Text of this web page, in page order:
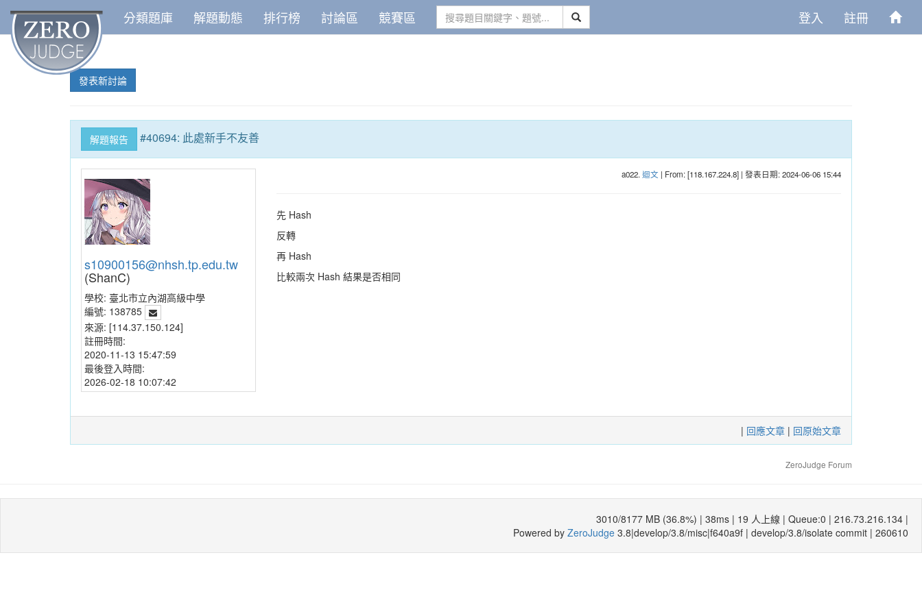
分類題庫 解題動態 排行榜 討論區 競賽區 登入 註冊
發表新討論
解題報告 #40694: 此處新手不友善
s10900156@nhsh.tp.edu.tw
(ShanC)
學校: 臺北市立內湖高級中學
編號: 138785
來源: [114.37.150.124]
註冊時間:
2020-11-13 15:47:59
最後登入時間:
2026-02-18 10:07:42
a022. 迴文 | From: [118.167.224.8] | 發表日期: 2024-06-06 15:44
先 Hash
反轉
再 Hash
比較兩次 Hash 結果是否相同
| 回應文章 | 回原始文章
ZeroJudge Forum
3010/8177 MB (36.8%) | 38ms | 19 人上線 | Queue:0 | 216.73.216.134 |
Powered by ZeroJudge 3.8|develop/3.8/misc|f640a9f | develop/3.8/isolate commit | 260610